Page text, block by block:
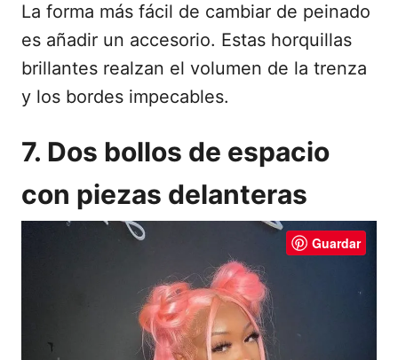
La forma más fácil de cambiar de peinado
es añadir un accesorio. Estas horquillas
brillantes realzan el volumen de la trenza
y los bordes impecables.
7. Dos bollos de espacio
con piezas delanteras
Guardar